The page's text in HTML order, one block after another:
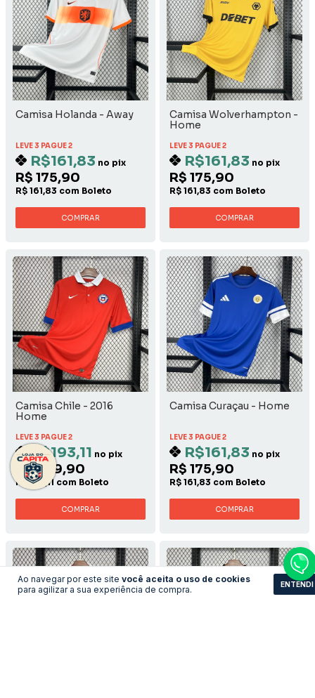
Ao navegar por este site você aceita o uso de cookies
para agilizar a sua experiência de compra.
ENTENDI
Camisa Holanda - Away
LEVE 3 PAGUE 2
R$161,83 no pix
R$ 175,90
R$ 161,83 com Boleto
COMPRAR
Camisa Wolverhampton -
Home
LEVE 3 PAGUE 2
R$161,83 no pix
R$ 175,90
R$ 161,83 com Boleto
COMPRAR
Camisa Chile - 2016
Home
LEVE 3 PAGUE 2
R$193,11 no pix
R$ 209,90
R$ 193,11 com Boleto
COMPRAR
Camisa Curaçau - Home
LEVE 3 PAGUE 2
R$161,83 no pix
R$ 175,90
R$ 161,83 com Boleto
COMPRAR